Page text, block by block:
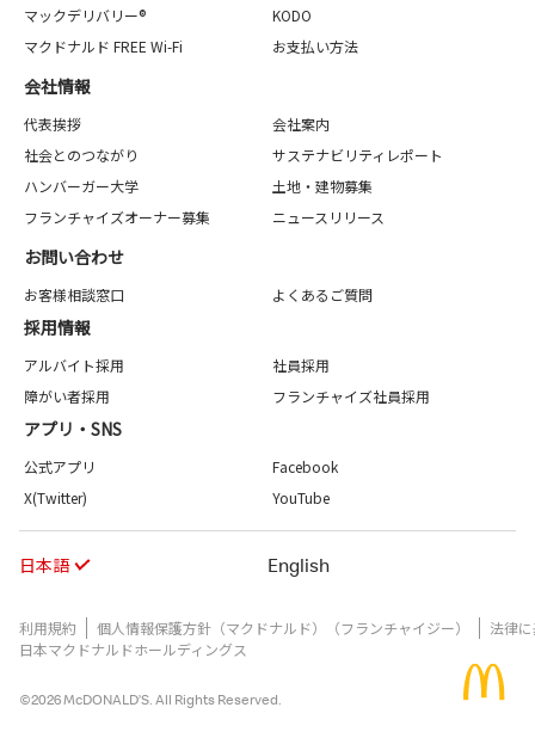
マックデリバリー®
KODO
マクドナルド FREE Wi-Fi
お支払い方法
会社情報
代表挨拶
会社案内
社会とのつながり
サステナビリティレポート
ハンバーガー大学
土地・建物募集
フランチャイズオーナー募集
ニュースリリース
お問い合わせ
お客様相談窓口 よくあるご質問
採用情報
アルバイト採用
社員採用
障がい者採用
フランチャイズ社員採用
アプリ・SNS
公式アプリ
Facebook
X(Twitter)
YouTube
日本語 English
利用規約 個人情報保護方針（マクドナルド）（フランチャイジー）
法律
日本マクドナルドホールディングス
©2026 McDONALD’S. All Rights Reserved.